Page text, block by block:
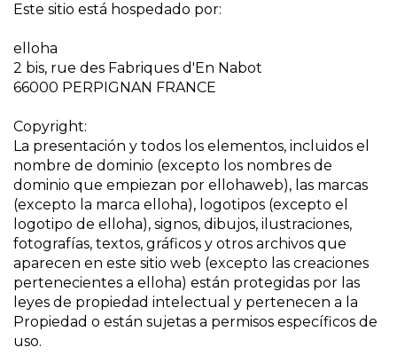
Este sitio está hospedado por:
elloha
2 bis, rue des Fabriques d'En Nabot
66000 PERPIGNAN FRANCE
Copyright:
La presentación y todos los elementos, incluidos el
nombre de dominio (excepto los nombres de
dominio que empiezan por ellohaweb), las marcas
(excepto la marca elloha), logotipos (excepto el
logotipo de elloha), signos, dibujos, ilustraciones,
fotografías, textos, gráficos y otros archivos que
aparecen en este sitio web (excepto las creaciones
pertenecientes a elloha) están protegidas por las
leyes de propiedad intelectual y pertenecen a la
Propiedad o están sujetas a permisos específicos de
uso.